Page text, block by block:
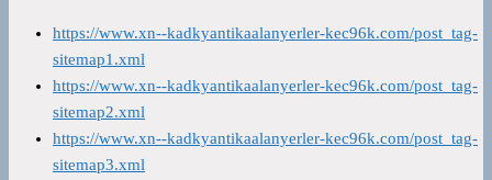
https://www.xn--kadkyantikaalanyerler-kec96k.com/post_tag-
sitemap1.xml
https://www.xn--kadkyantikaalanyerler-kec96k.com/post_tag-
sitemap2.xml
https://www.xn--kadkyantikaalanyerler-kec96k.com/post_tag-
sitemap3.xml